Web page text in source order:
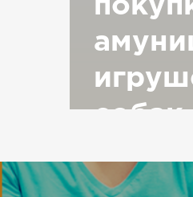
собак